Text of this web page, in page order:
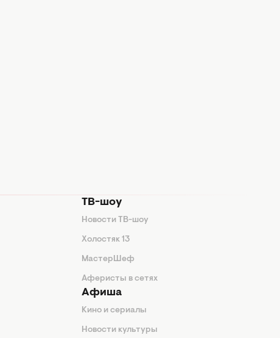
ТВ-шоу
Новости ТВ-шоу
Холостяк 13
МастерШеф
Аферисты в сетях
Афиша
Кино и сериалы
Новости культуры